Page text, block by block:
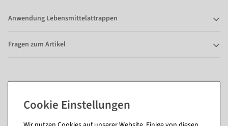
Anwendung Lebensmittelattrappen
Fragen zum Artikel
(8)